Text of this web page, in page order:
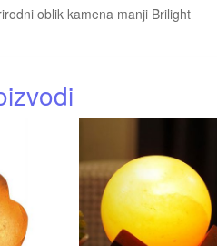
oblik kamena manji Brilight